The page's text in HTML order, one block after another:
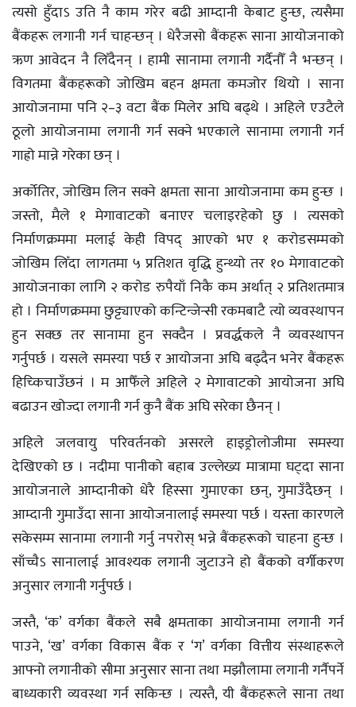
त्यसो हुँदाऽ उति नै काम गरेर बढी आम्दानी केबाट हुन्छ, त्यसैमा
बैंकहरू लगानी गर्न चाहन्छन् । धेरैजसो बैंकहरू साना आयोजनाको
ऋण आवेदन नै लिँदैनन् । हामी सानामा लगानी गर्दैनौँ नै भन्छन् ।
विगतमा बैंकहरूको जोखिम बहन क्षमता कमजोर थियो । साना
आयोजनामा पनि २–३ वटा बैंक मिलेर अघि बढ्थे । अहिले एउटैले
ठूलो आयोजनामा लगानी गर्न सक्ने भएकाले सानामा लगानी गर्न
गाह्रो मान्ने गरेका छन् ।
अर्कोतिर, जोखिम लिन सक्ने क्षमता साना आयोजनामा कम हुन्छ ।
जस्तो, मैले १ मेगावाटको बनाएर चलाइरहेको छु । त्यसकाे
निर्माणक्रममा मलाई केही विपद् आएको भए १ करोडसम्मको
जोखिम लिँदा लागतमा ५ प्रतिशत वृद्धि हुन्थ्याे तर १० मेगावाटको
आयोजनाका लागि २ करोड रुपैयाँ निकै कम अर्थात् २ प्रतिशतमात्र
हो । निर्माणक्रममा छुट्ट्याएको कन्टिन्जेन्सी रकमबाटै त्याे व्यवस्थापन
हुन सक्छ तर सानामा हुन सक्दैन । प्रवर्द्धकले नै व्यवस्थापन
गर्नुपर्छ । यसले समस्या पर्छ र आयोजना अघि बढ्दैन भनेर बैंकहरू
हिच्किचाउँछनं । म आफैँले अहिले २ मेगावाटको आयोजना अघि
बढाउन खोज्दा लगानी गर्न कुनै बैंक अघि सरेका छैनन् ।
अहिले जलवायु परिवर्तनको असरले हाइड्रोलोजीमा समस्या
देखिएको छ । नदीमा पानीको बहाब उल्लेख्य मात्रामा घट्दा साना
आयोजनाले आम्दानीको धेरै हिस्सा गुमाएका छन्, गुमाउँदैछन् ।
आम्दानी गुमाउँदा साना आयोजनालाई समस्या पर्छ । यस्ता कारणले
सकेसम्म सानामा लगानी गर्नु नपरोस् भन्ने बैंकहरूको चाहना हुन्छ ।
साँच्चैऽ सानालाई आवश्यक लगानी जुटाउने हो बैंकको वर्गीकरण
अनुसार लगानी गर्नुपर्छ ।
जस्तै, ‘क’ वर्गका बैंकले सबै क्षमताका आयोजनामा लगानी गर्न
पाउने, ‘ख’ वर्गका विकास बैंक र ‘ग’ वर्गका वित्तीय संस्थाहरूले
आफ्नो लगानीको सीमा अनुसार साना तथा मझौलामा लगानी गर्नैपर्ने
बाध्यकारी व्यवस्था गर्न सकिन्छ । त्यस्तै, यी बैंकहरूले साना तथा